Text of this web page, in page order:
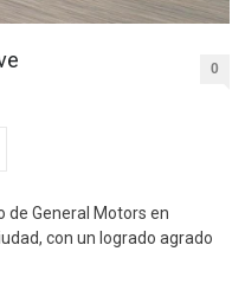
0
de General Motors en
con un logrado agrado